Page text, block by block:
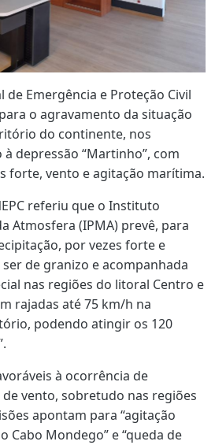
de Emergência e Proteção Civil
o agravamento da situação
do continente, nos
depressão “Martinho”, com
forte, vento e agitação marítima.
referiu que o Instituto
Atmosfera (IPMA) prevê, para
por vezes forte e
de granizo e acompanhada
nas regiões do litoral Centro e
rajadas até 75 km/h na
podendo atingir os 120
à ocorrência de
vento, sobretudo nas regiões
apontam para “agitação
Cabo Mondego” e “queda de